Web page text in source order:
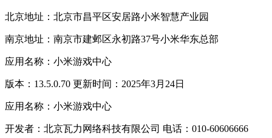
北京地址：北京市昌平区安居路小米智慧产业园
南京地址：南京市建邺区永初路37号小米华东总部
应用名称：小米游戏中心
版本：13.5.0.70 更新时间：2025年3月24日
应用名称：小米游戏中心
开发者：北京瓦力网络科技有限公司 电话：010-60606666